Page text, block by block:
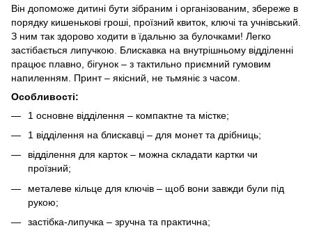
Він допоможе дитині бути зібраним і організованим, збереже в
порядку кишенькові гроші, проїзний квиток, ключі та учнівський.
З ним так здорово ходити в їдальню за булочками! Легко
застібається липучкою. Блискавка на внутрішньому відділенні
працює плавно, бігунок – з тактильно приємний гумовим
напиленням. Принт – якісний, не тьмяніє з часом.
Особливості:
1 основне відділення – компактне та містке;
1 відділення на блискавці – для монет та дрібниць;
відділення для карток – можна складати картки чи
проїзний;
металеве кільце для ключів – щоб вони завжди були під
рукою;
застібка-липучка – зручна та практична;